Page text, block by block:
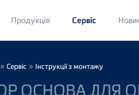
Main
Menü
1
Продукція Сервіс
» Сервіс » Інструкції з монтажу
ОСНОВА